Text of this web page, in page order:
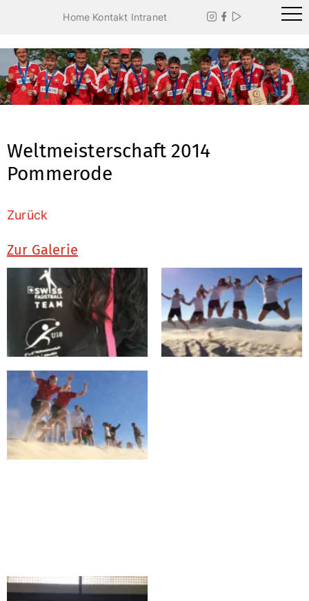
Home Kontakt Intranet   
Weltmeisterschaft 2014
Pommerode
Zurück
Zur Galerie